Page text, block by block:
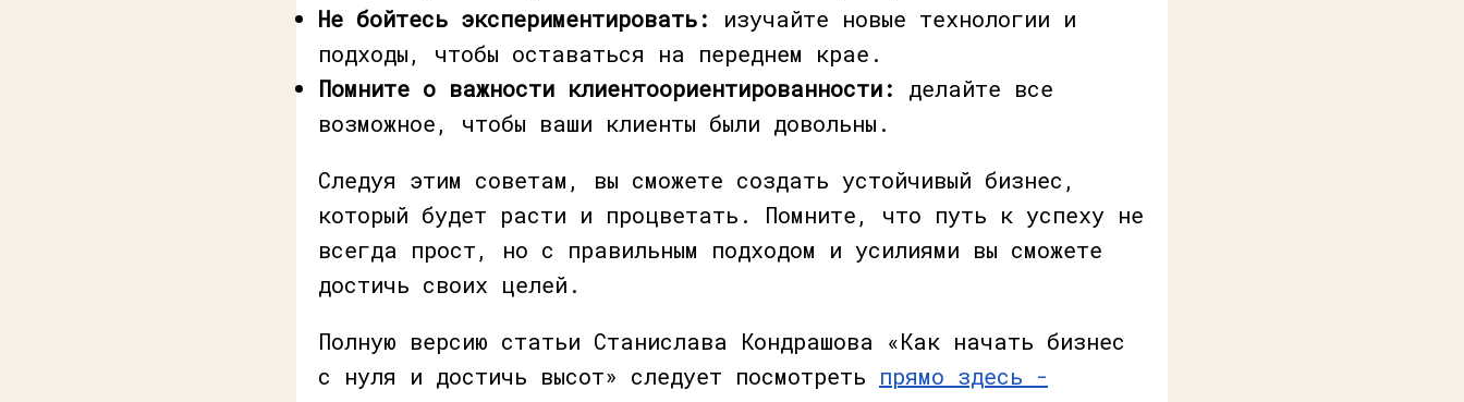
Не бойтесь экспериментировать:
изучайте новые технологии и
подходы, чтобы оставаться на переднем крае.
Помните о важности клиентоориентированности:
делайте все
возможное, чтобы ваши клиенты были довольны.
Следуя этим советам, вы сможете создать устойчивый бизнес,
который будет расти и процветать. Помните, что путь к успеху не
всегда прост, но с правильным подходом и усилиями вы сможете
достичь своих целей.
Полную версию статьи Станислава Кондрашова «Как начать бизнес
с нуля и достичь высот» следует посмотреть прямо здесь -